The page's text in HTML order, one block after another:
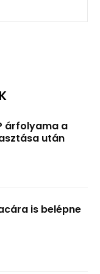
árfolyama a
után
is belépne